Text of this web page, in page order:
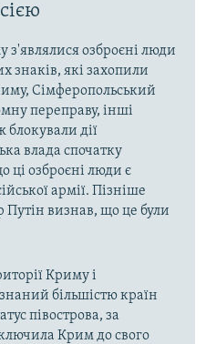
з'являлися озброєні люди
знаків, які захопили
Сімферопольський
переправу, інші
блокували дії
влада спочатку
ці озброєні люди є
армії. Пізніше
Путін визнав, що це були
Криму і
більшістю країн
півострова, за
Крим до свого